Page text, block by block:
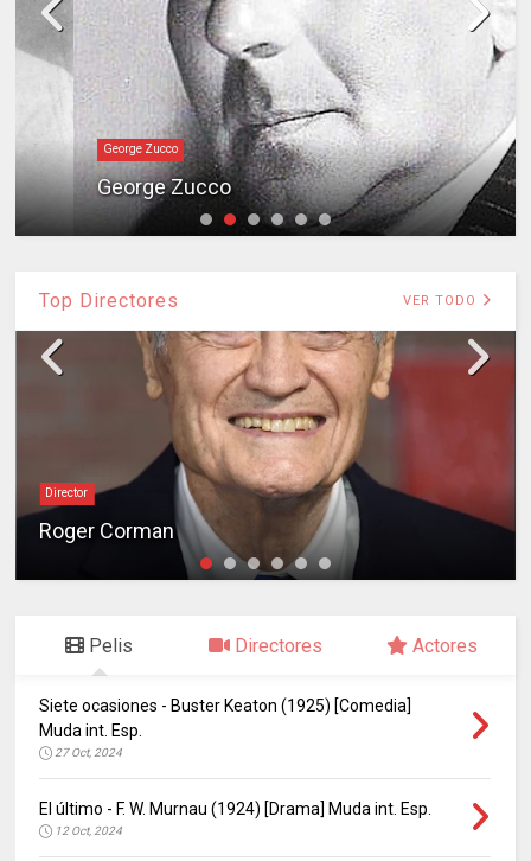
George Zucco
George Zucco
Top Directores VER TODO
Director
Roger Corman
Pelis Directores Actores
Siete ocasiones - Buster Keaton (1925) [Comedia]
Muda int. Esp.
27 Oct, 2024
El último - F. W. Murnau (1924) [Drama] Muda int. Esp.
12 Oct, 2024